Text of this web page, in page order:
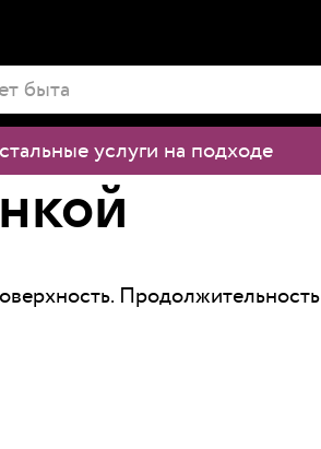
услуги на подходе
Продолжительность